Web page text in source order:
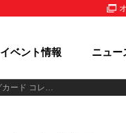
イベント情報 ニュー
ブシロード トレーディングカード コレクションクリア「MyGO!!!!! vol.2」